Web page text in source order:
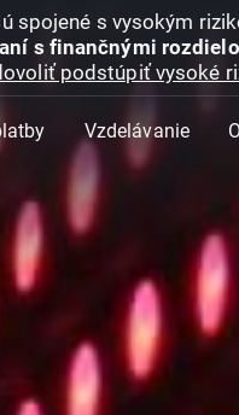
spojené s vysokým
s finančnými
podstúpiť vysoké
Vzdelávanie